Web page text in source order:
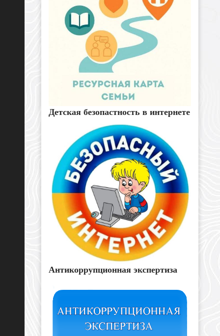
Детская безопастность в интернете
Антикоррупционная экспертиза